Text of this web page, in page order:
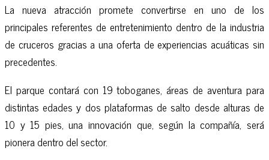
La nueva atracción promete convertirse en uno de los
principales referentes de entretenimiento dentro de la industria
de cruceros gracias a una oferta de experiencias acuáticas sin
precedentes.
El parque contará con 19 toboganes, áreas de aventura para
distintas edades y dos plataformas de salto desde alturas de
10 y 15 pies, una innovación que, según la compañía, será
pionera dentro del sector.